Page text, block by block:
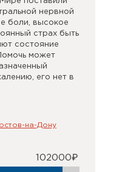
нервной
боли, высокое
страх быть
состояние
может
его нет в
на-Дону
102000₽